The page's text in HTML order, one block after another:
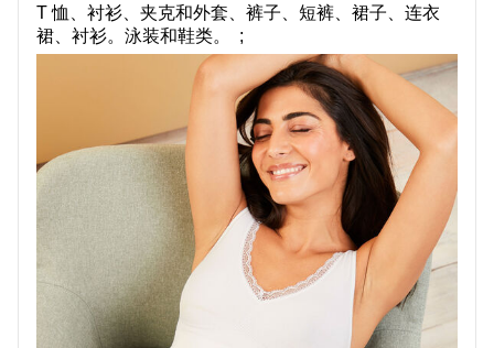
T 恤、衬衫、夹克和外套、裤子、短裤、裙子、连衣
裙、衬衫。泳装和鞋类。 ;